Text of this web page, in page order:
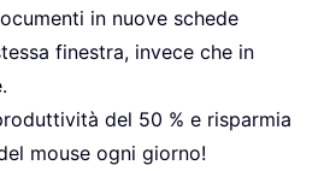
in nuove schede
finestra, invece che in
del 50 % e risparmia
mouse ogni giorno!